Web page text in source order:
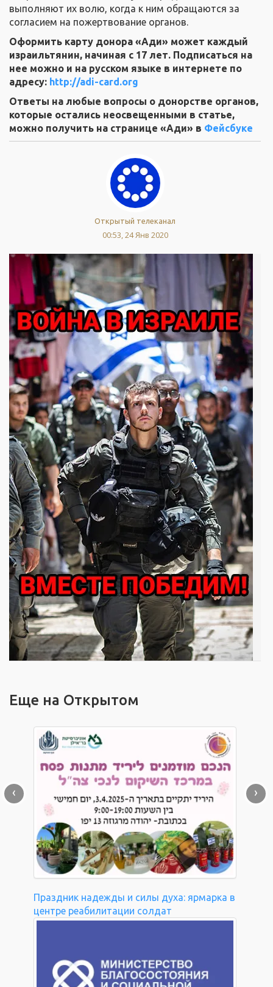
выполняют их волю, когда к ним обращаются за
согласием на пожертвование органов.
Оформить карту донора «Ади» может каждый
израильтянин, начиная с 17 лет. Подписаться на
нее можно и на русском языке в интернете по
адресу: http://adi-card.org
Ответы на любые вопросы о донорстве органов,
которые остались неосвещенными в статье,
можно получить на странице «Ади» в Фейсбуке
Открытый телеканал
00:53, 24 Янв 2020
Еще на Открытом
Праздник надежды и силы духа: ярмарка в
центре реабилитации солдат
‹ ›